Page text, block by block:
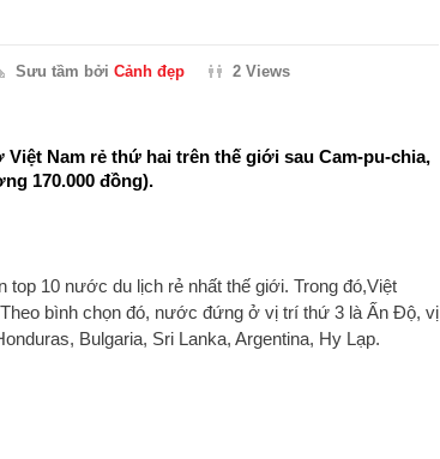
Sưu tầm bởi Cảnh đẹp 2 Views
Nam rẻ thứ hai trên thế giới sau Cam-pu-chia,
170.000 đồng).
10 nước du lịch rẻ nhất thế giới. Trong đó,Việt
bình chọn đó, nước đứng ở vị trí thứ 3 là Ấn Độ, vị
Bulgaria, Sri Lanka, Argentina, Hy Lạp.